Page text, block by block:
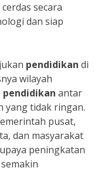
secara
dan siap
pendidikan di
wilayah
pendidikan antar
yang tidak ringan.
pusat,
dan masyarakat
peningkatan